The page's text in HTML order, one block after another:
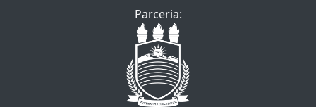
Parceria: